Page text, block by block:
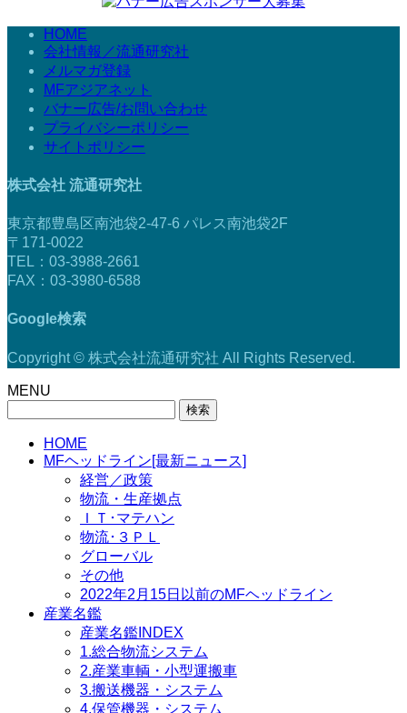
HOME
会社情報／流通研究社
メルマガ登録
MFアジアネット
バナー広告/お問い合わせ
プライバシーポリシー
サイトポリシー
株式会社 流通研究社
東京都豊島区南池袋2-47-6 パレス南池袋2F
〒171-0022
TEL：03-3988-2661
FAX：03-3980-6588
Google検索
Copyright © 株式会社流通研究社 All Rights Reserved.
MENU
HOME
MFヘッドライン[最新ニュース]
経営／政策
物流・生産拠点
ＩＴ･マテハン
物流･３ＰＬ
グローバル
その他
2022年2月15日以前のMFヘッドライン
産業名鑑
産業名鑑INDEX
1.総合物流システム
2.産業車輌・小型運搬車
3.搬送機器・システム
4.保管機器・システム